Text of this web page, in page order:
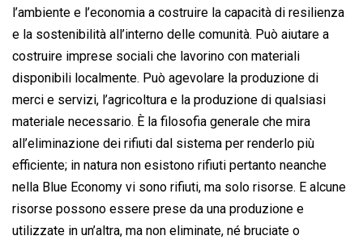
l’ambiente e l’economia a costruire la capacità di resilienza
e la sostenibilità all’interno delle comunità. Può aiutare a
costruire imprese sociali che lavorino con materiali
disponibili localmente. Può agevolare la produzione di
merci e servizi, l’agricoltura e la produzione di qualsiasi
materiale necessario. È la filosofia generale che mira
all’eliminazione dei rifiuti dal sistema per renderlo più
efficiente; in natura non esistono rifiuti pertanto neanche
nella Blue Economy vi sono rifiuti, ma solo risorse. E alcune
risorse possono essere prese da una produzione e
utilizzate in un’altra, ma non eliminate, né bruciate o